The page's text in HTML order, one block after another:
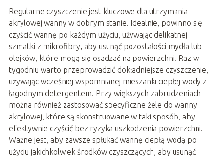
Regularne czyszczenie jest kluczowe dla utrzymania
akrylowej wanny w dobrym stanie. Idealnie, powinno się
czyścić wannę po każdym użyciu, używając delikatnej
szmatki z mikrofibry, aby usunąć pozostałości mydła lub
olejków, które mogą się osadzać na powierzchni. Raz w
tygodniu warto przeprowadzić dokładniejsze czyszczenie,
używając wcześniej wspomnianej mieszanki ciepłej wody z
łagodnym detergentem. Przy większych zabrudzeniach
można również zastosować specyficzne żele do wanny
akrylowej, które są skonstruowane w taki sposób, aby
efektywnie czyścić bez ryzyka uszkodzenia powierzchni.
Ważne jest, aby zawsze spłukać wannę ciepłą wodą po
użyciu jakichkolwiek środków czyszczących, aby usunąć